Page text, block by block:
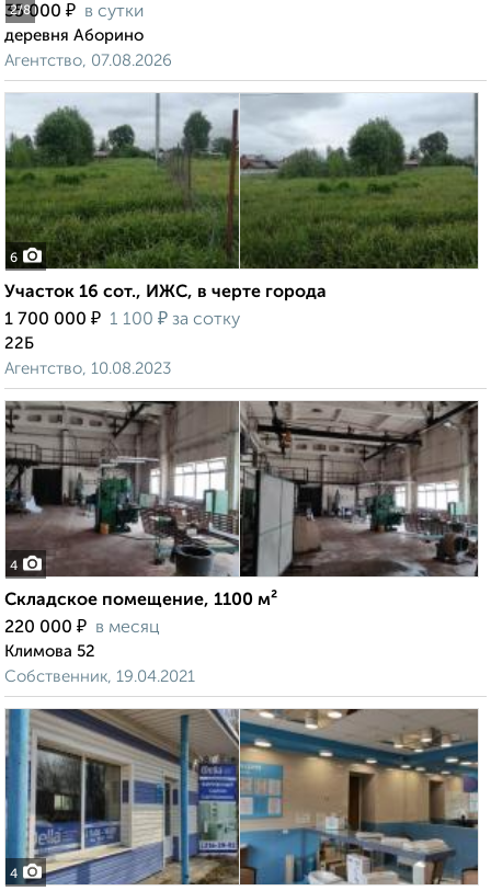
2/8
35 000 ₽ в сутки
деревня Аборино
Агентство, 07.08.2026
6
Участок 16 сот., ИЖС, в черте города
1 700 000 ₽ 1 100 ₽ за сотку
22Б
Агентство, 10.08.2023
4
Складское помещение, 1100 м²
220 000 ₽ в месяц
Климова 52
Собственник, 19.04.2021
4